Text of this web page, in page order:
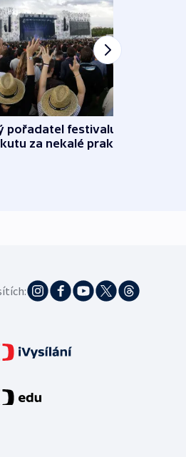
pořadatel festivalu
za nekalé praktiky